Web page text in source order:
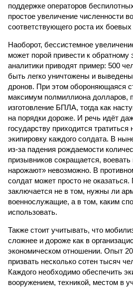
поддержке операторов
простое увеличение численности
соответствующего роста их
Наоборот, бессистемное
может порой привести к
аналитики приводят пример: 500
быть легко уничтожены и выведены
дронов. При этом обороняющаяся
максимум полмиллиона долларов,
изготовление БПЛА, тогда как
на порядки дороже. И речь идёт
государству приходится тратиться
экипировку каждого солдата. В
из-за падения рождаемости
призывников сокращается,
нарожают» невозможно. В
солдат может просто не
заключается не в том, нужны ли
военнослужащие, а в том, каким
использовать.
Также стоит учитывать, что
сложнее и дороже как в
экономическом отношении. Опыт
призвать несколько сотен тысяч
Каждого необходимо обеспечить
вооружением, техникой, местом в